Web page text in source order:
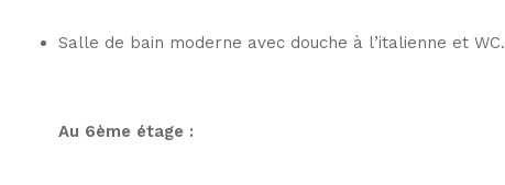
Salle de bain moderne avec douche à l’italienne et WC.
Au 6ème étage :